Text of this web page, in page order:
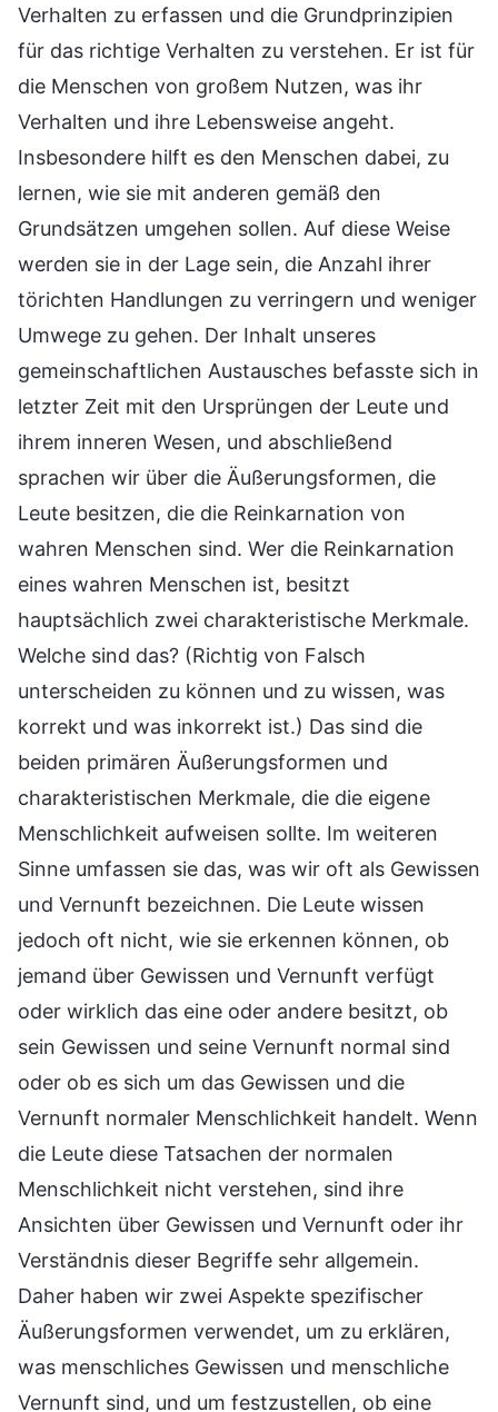
Verhalten zu erfassen und die Grundprinzipien
für das richtige Verhalten zu verstehen. Er ist für
die Menschen von großem Nutzen, was ihr
Verhalten und ihre Lebensweise angeht.
Insbesondere hilft es den Menschen dabei, zu
lernen, wie sie mit anderen gemäß den
Grundsätzen umgehen sollen. Auf diese Weise
werden sie in der Lage sein, die Anzahl ihrer
törichten Handlungen zu verringern und weniger
Umwege zu gehen. Der Inhalt unseres
gemeinschaftlichen Austausches befasste sich in
letzter Zeit mit den Ursprüngen der Leute und
ihrem inneren Wesen, und abschließend
sprachen wir über die Äußerungsformen, die
Leute besitzen, die die Reinkarnation von
wahren Menschen sind. Wer die Reinkarnation
eines wahren Menschen ist, besitzt
hauptsächlich zwei charakteristische Merkmale.
Welche sind das? (Richtig von Falsch
unterscheiden zu können und zu wissen, was
korrekt und was inkorrekt ist.) Das sind die
beiden primären Äußerungsformen und
charakteristischen Merkmale, die die eigene
Menschlichkeit aufweisen sollte. Im weiteren
Sinne umfassen sie das, was wir oft als Gewissen
und Vernunft bezeichnen. Die Leute wissen
jedoch oft nicht, wie sie erkennen können, ob
jemand über Gewissen und Vernunft verfügt
oder wirklich das eine oder andere besitzt, ob
sein Gewissen und seine Vernunft normal sind
oder ob es sich um das Gewissen und die
Vernunft normaler Menschlichkeit handelt. Wenn
die Leute diese Tatsachen der normalen
Menschlichkeit nicht verstehen, sind ihre
Ansichten über Gewissen und Vernunft oder ihr
Verständnis dieser Begriffe sehr allgemein.
Daher haben wir zwei Aspekte spezifischer
Äußerungsformen verwendet, um zu erklären,
was menschliches Gewissen und menschliche
Vernunft sind, und um festzustellen, ob eine